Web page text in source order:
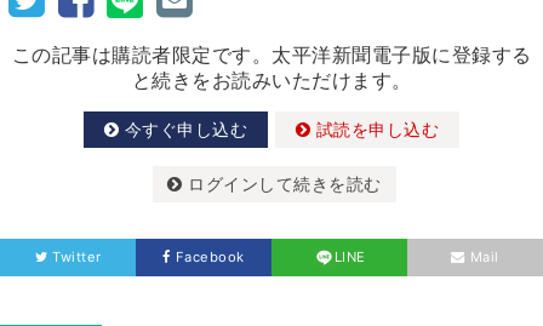
この記事は購読者限定です。太平洋新聞電子版に登録する
と続きをお読みいただけます。
今すぐ申し込む 試読を申し込む
ログインして続きを読む
Twitter Facebook LINE Mail